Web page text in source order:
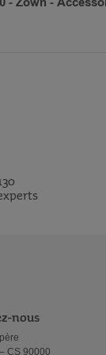
nous
CS 90000